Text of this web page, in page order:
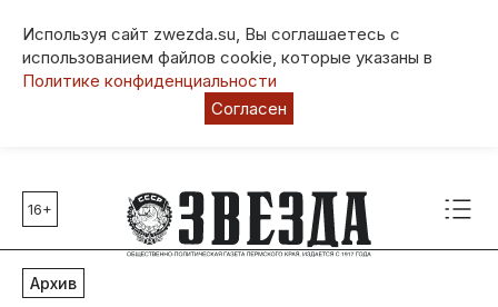
Используя сайт zwezda.su, Вы соглашаетесь с
использованием файлов cookie, которые указаны в
Политике конфиденциальности
Согласен
Главные темы
80 лет Победы
Молодежная столица РФ
16+
Архив